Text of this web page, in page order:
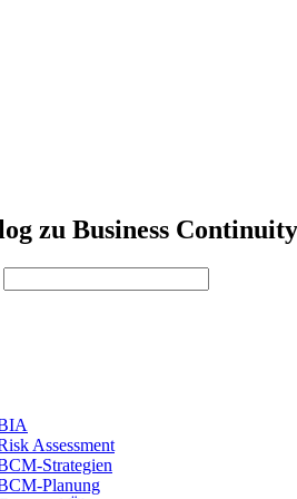
zu Business
Assessment
Strategien
Planung